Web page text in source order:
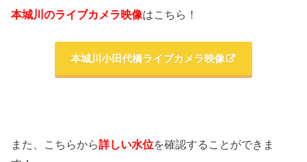
本城川のライブカメラ映像はこちら！
本城川小田代橋ライブカメラ映像
また、こちらから詳しい水位を確認することができま